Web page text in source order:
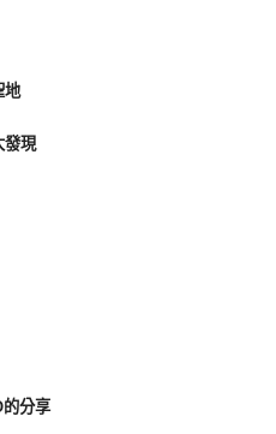
地
發現
的分享